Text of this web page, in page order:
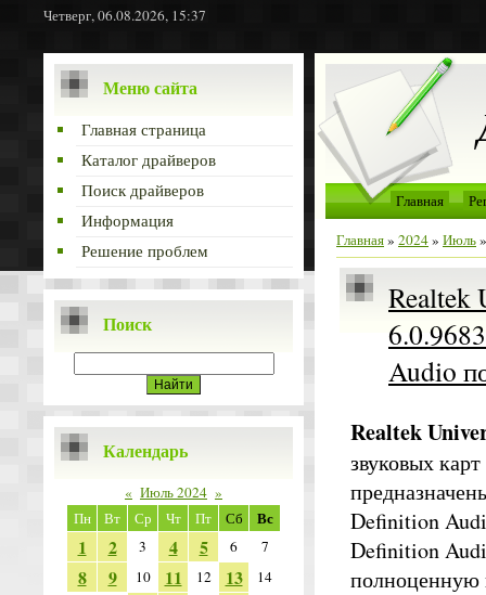
Четверг, 06.08.2026, 15:37
Меню сайта
Главная страница
Каталог драйверов
Поиск драйверов
Информация
Решение проблем
Поиск
Календарь
« Июль 2024 »
Пн
Вт Ср Чт Пт Сб Вс
1 2 3 4 5 6 7
8 9 10 11 12 13
14
Главная
Главная» 2024» Июль»
Realtek
Audio
Realtek
звуковых
Definition
Definition
полноценную